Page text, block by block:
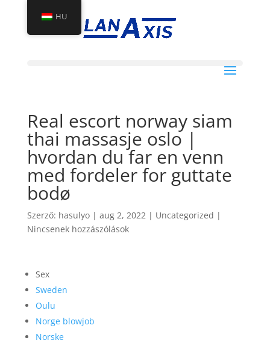
Real escort norway siam
thai massasje oslo |
hvordan du far en venn
med fordeler for guttate
bodø
Szerző: hasulyo| aug 2, 2022| Uncategorized |
Nincsenek hozzászólások
Sex
Sweden
Oulu
Norge blowjob
Norske
HU